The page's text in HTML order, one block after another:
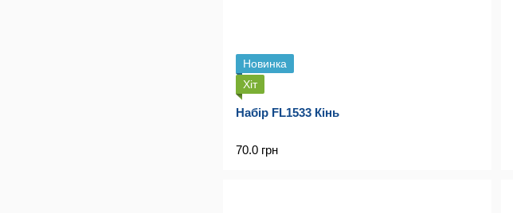
Новинка
Хіт
Набір FL1533 Кінь
70.0 грн